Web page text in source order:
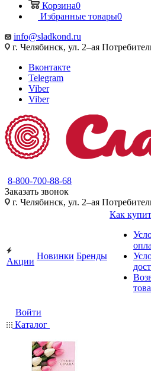
Корзина0
Избранные товары0
info@sladkond.ru
г. Челябинск, ул. 2–ая
Вконтакте
Telegram
Viber
Viber
8-800-700-88-68
Заказать звонок
г. Челябинск, ул. 2–ая
Акции
Новинки Бренды
Как
Войти
Каталог